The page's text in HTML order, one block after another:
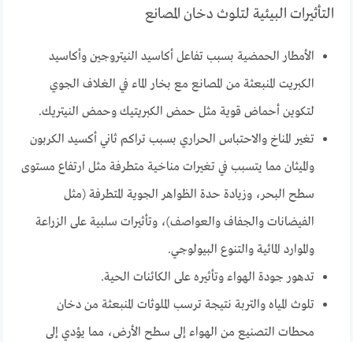
التأثيرات البيئية لتلوث دخان المصانع
الأمطار الحمضية بسبب تفاعل أكاسيد النيتروجين وأكاسيد
الكبريت المنبعثة من المصانع مع بخار الماء في الغلاف الجوي
لتكوين أحماض قوية مثل حمض الكبريتيك وحمض النيتريك.
تغير المناخ والاحتباس الحراري بسبب تراكم ثاني أكسيد الكربون
والميثان مما يتسبب في تغيرات مناخية متطرفة مثل ارتفاع مستوى
سطح البحر، وزيادة حدة الظواهر الجوية المتطرفة (مثل
الفيضانات والجفاف والعواصف)، وتأثيرات سلبية على الزراعة
والموارد المائية والتنوع البيولوجي.
تدهور جودة الهواء وتأثيره على الكائنات الحية.
تلوث المياه والتربة نتيجة ترسب الملوثات المنبعثة من دخان
محطات التصنيع من الهواء إلى سطح الأرض، مما يؤدي إلى